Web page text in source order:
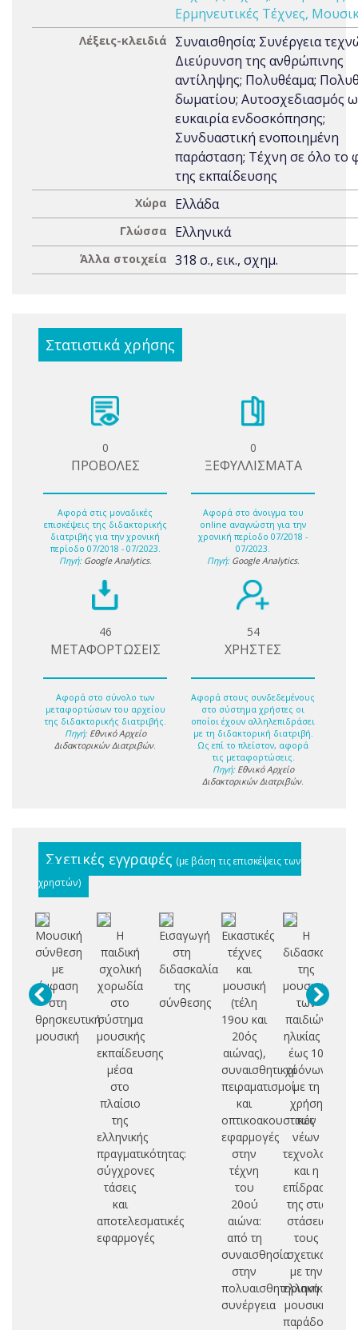
Ερμηνευτικές Τέχνες,
Λέξεις-κλειδιά
Συναισθησία; Συνέργεια
Διεύρυνση της ανθρώπινης
αντίληψης; Πολυθέαμα;
δωματίου; Αυτοσχεδιασμός
ευκαιρία ενδοσκόπησης;
Συνδυαστική ενοποιημένη
παράσταση; Τέχνη σε όλο το
της εκπαίδευσης
Χώρα Ελλάδα
Γλώσσα Ελληνικά
Άλλα στοιχεία 318 σ., εικ., σχημ.
Στατιστικά χρήσης
0
ΠΡΟΒΟΛΕΣ
Αφορά στις μοναδικές
επισκέψεις της διδακτορικής
διατριβής για την χρονική
περίοδο 07/2018 - 07/2023.
Πηγή: Google Analytics.
0
ΞΕΦΥΛΛΙΣΜΑΤΑ
Αφορά στο άνοιγμα του
online αναγνώστη για την
χρονική περίοδο 07/2018 -
07/2023.
Πηγή: Google Analytics.
46
ΜΕΤΑΦΟΡΤΩΣΕΙΣ
Αφορά στο σύνολο των
μεταφορτώσων του αρχείου
της διδακτορικής διατριβής.
Πηγή: Εθνικό Αρχείο
Διδακτορικών Διατριβών.
54
ΧΡΗΣΤΕΣ
Αφορά στους συνδεδεμένους
στο σύστημα χρήστες οι
οποίοι έχουν αλληλεπιδράσει
με τη διδακτορική διατριβή.
Ως επί το πλείστον, αφορά
τις μεταφορτώσεις.
Πηγή: Εθνικό Αρχείο
Διδακτορικών Διατριβών.
Σχετικές εγγραφές (με βάση τις επισκέψεις των
χρηστών)
Μουσική
σύνθεση
με
έμφαση
στη
θρησκευτική
μουσική
Η
παιδική
σχολική
χορωδία
στο
σύστημα
μουσικής
εκπαίδευσης
μέσα
στο
πλαίσιο
της
ελληνικής
πραγματικότητας:
σύγχρονες
τάσεις
και
αποτελεσματικές
εφαρμογές
Εισαγωγή
στη
διδασκαλία
της
σύνθεσης
Eικαστικές
τέχνες
και
μουσική
(τέλη
19ου και
20ός
αιώνας),
συναισθητικοί
πειραματισμοί
και
οπτικοακουστικές
εφαρμογές
στην
τέχνη
του
20ού
αιώνα:
από τη
συναισθησία
στην
πολυαισθητηριακή
συνέργεια
Η
διδασκαλία
της
μουσικής
των
παιδιών
ηλικίας 8
έως 10
χρόνων
με τη
χρήση
των
νέων
τεχνολογιών
και η
επίδρασή
της στις
στάσεις
τους
σχετικά
με την
ελληνική
μουσική
παράδοση